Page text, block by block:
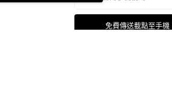
免費傳送載點至手機